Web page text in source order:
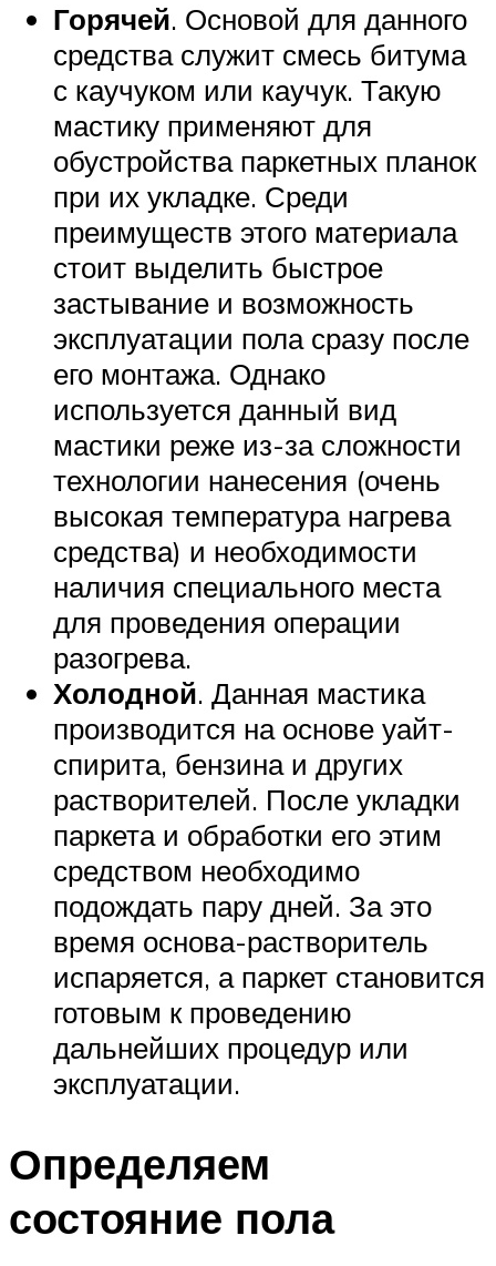
Горячей. Основой для данного
средства служит смесь битума
с каучуком или каучук. Такую
мастику применяют для
обустройства паркетных планок
при их укладке. Среди
преимуществ этого материала
стоит выделить быстрое
застывание и возможность
эксплуатации пола сразу после
его монтажа. Однако
используется данный вид
мастики реже из-за сложности
технологии нанесения (очень
высокая температура нагрева
средства) и необходимости
наличия специального места
для проведения операции
разогрева.
Холодной. Данная мастика
производится на основе уайт-
спирита, бензина и других
растворителей. После укладки
паркета и обработки его этим
средством необходимо
подождать пару дней. За это
время основа-растворитель
испаряется, а паркет становится
готовым к проведению
дальнейших процедур или
эксплуатации.
Определяем
состояние пола